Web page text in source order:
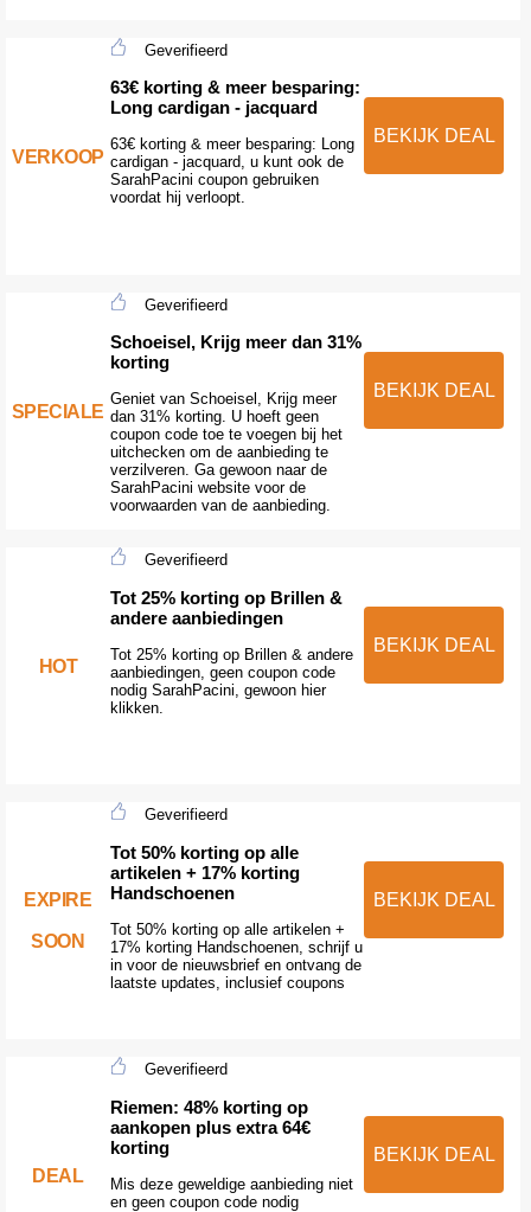
VERKOOP
Geverifieerd
63€ korting & meer besparing:
Long cardigan - jacquard
63€ korting & meer besparing: Long
cardigan - jacquard, u kunt ook de
SarahPacini coupon gebruiken
voordat hij verloopt.
BEKIJK DEAL
SPECIALE
Geverifieerd
Schoeisel, Krijg meer dan 31%
korting
Geniet van Schoeisel, Krijg meer
dan 31% korting. U hoeft geen
coupon code toe te voegen bij het
uitchecken om de aanbieding te
verzilveren. Ga gewoon naar de
SarahPacini website voor de
voorwaarden van de aanbieding.
BEKIJK DEAL
HOT
Geverifieerd
Tot 25% korting op Brillen &
andere aanbiedingen
Tot 25% korting op Brillen & andere
aanbiedingen, geen coupon code
nodig SarahPacini, gewoon hier
klikken.
BEKIJK DEAL
EXPIRE
SOON
Geverifieerd
Tot 50% korting op alle
artikelen + 17% korting
Handschoenen
Tot 50% korting op alle artikelen +
17% korting Handschoenen, schrijf u
in voor de nieuwsbrief en ontvang de
laatste updates, inclusief coupons
BEKIJK DEAL
DEAL
Geverifieerd
Riemen: 48% korting op
aankopen plus extra 64€
korting
Mis deze geweldige aanbieding niet
en geen coupon code nodig
BEKIJK DEAL